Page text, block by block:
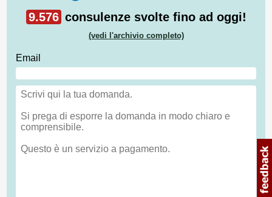
9.576 consulenze svolte fino ad oggi!
(vedi l'archivio completo)
Email